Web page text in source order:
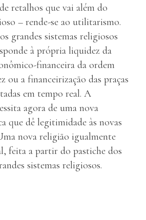
retalhos que vai além do
– rende-se ao utilitarismo.
grandes sistemas religiosos
à própria liquidez da
financeira da ordem
ou a financeirização das praças
em tempo real. A
agora de uma nova
que dê legitimidade às novas
nova religião igualmente
feita a partir do pastiche dos
sistemas religiosos.